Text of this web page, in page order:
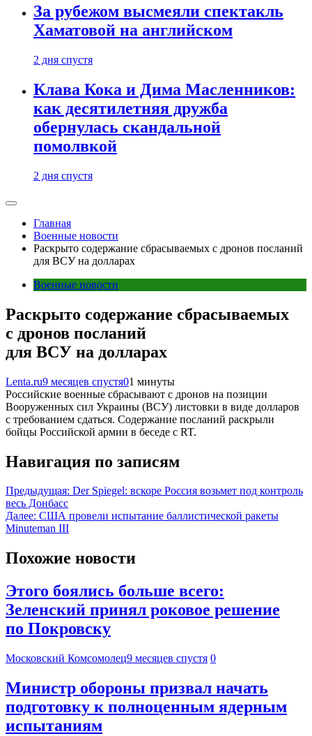
За рубежом высмеяли спектакль
Хаматовой на английском
2 дня спустя
Клава Кока и Дима Масленников:
как десятилетняя дружба
обернулась скандальной
помолвкой
2 дня спустя
Главная
Военные новости
Раскрыто содержание сбрасываемых с дронов посланий
для ВСУ на долларах
Военные новости
Раскрыто содержание сбрасываемых
с дронов посланий
для ВСУ на долларах
Lenta.ru9 месяцев спустя01 минуты
Российские военные сбрасывают с дронов на позиции
Вооруженных сил Украины (ВСУ) листовки в виде долларов
с требованием сдаться. Содержание посланий раскрыли
бойцы Российской армии в беседе с RT.
Навигация по записям
Предыдущая: Der Spiegel: вскоре Россия возьмет под контроль
весь Донбасс
Далее: США провели испытание баллистической ракеты
Minuteman III
Похожие новости
Этого боялись больше всего:
Зеленский принял роковое решение
по Покровску
Московский Комсомолец9 месяцев спустя 0
Министр обороны призвал начать
подготовку к полноценным ядерным
испытаниям